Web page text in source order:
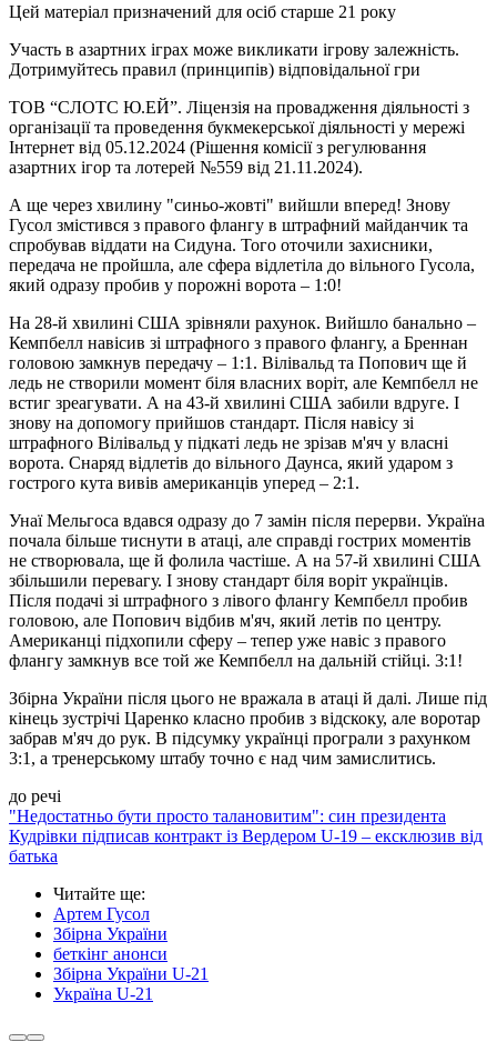
Цей матеріал призначений для осіб старше 21 року
Участь в азартних іграх може викликати ігрову залежність.
Дотримуйтесь правил (принципів) відповідальної гри
ТОВ “СЛОТС Ю.ЕЙ”. Ліцензія на провадження діяльності з
організації та проведення букмекерської діяльності у мережі
Інтернет від 05.12.2024 (Рішення комісії з регулювання
азартних ігор та лотерей №559 від 21.11.2024).
А ще через хвилину "синьо-жовті" вийшли вперед! Знову
Гусол змістився з правого флангу в штрафний майданчик та
спробував віддати на Сидуна. Того оточили захисники,
передача не пройшла, але сфера відлетіла до вільного Гусола,
який одразу пробив у порожні ворота – 1:0!
На 28-й хвилині США зрівняли рахунок. Вийшло банально –
Кемпбелл навісив зі штрафного з правого флангу, а Бреннан
головою замкнув передачу – 1:1. Вілівальд та Попович ще й
ледь не створили момент біля власних воріт, але Кемпбелл не
встиг зреагувати. А на 43-й хвилині США забили вдруге. І
знову на допомогу прийшов стандарт. Після навісу зі
штрафного Вілівальд у підкаті ледь не зрізав м'яч у власні
ворота. Снаряд відлетів до вільного Даунса, який ударом з
гострого кута вивів американців уперед – 2:1.
Унаї Мельгоса вдався одразу до 7 замін після перерви. Україна
почала більше тиснути в атаці, але справді гострих моментів
не створювала, ще й фолила частіше. А на 57-й хвилині США
збільшили перевагу. І знову стандарт біля воріт українців.
Після подачі зі штрафного з лівого флангу Кемпбелл пробив
головою, але Попович відбив м'яч, який летів по центру.
Американці підхопили сферу – тепер уже навіс з правого
флангу замкнув все той же Кемпбелл на дальній стійці. 3:1!
Збірна України після цього не вражала в атаці й далі. Лише під
кінець зустрічі Царенко класно пробив з відскоку, але воротар
забрав м'яч до рук. В підсумку українці програли з рахунком
3:1, а тренерському штабу точно є над чим замислитись.
до речі
"Недостатньо бути просто талановитим": син президента
Кудрівки підписав контракт із Вердером U-19 – ексклюзив від
батька
Читайте ще:
Артем Гусол
Збірна України
беткінг анонси
Збірна України U-21
Україна U-21